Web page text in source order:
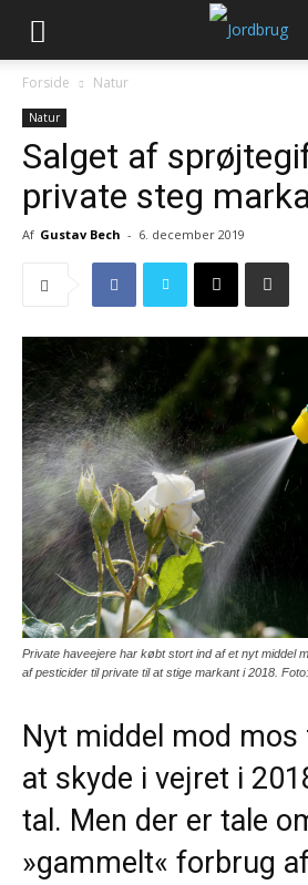
Forside Natur
Natur
Salget af
private steg
Af Gustav Bech - 6. december 2019
Private haveejere har købt stort ind af et nyt middel
af pesticider til private til at stige markant i 2018.
Nyt middel mod mos
at skyde i vejret i
tal. Men der er tale
»gammelt« forbrug